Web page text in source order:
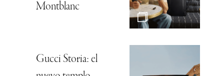
Montblanc
Gucci Storia: el